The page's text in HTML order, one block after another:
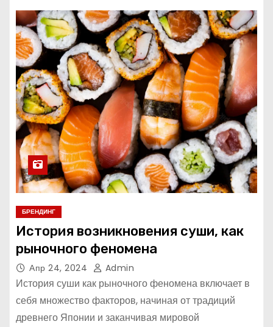
БРЕНДИНГ
История возникновения суши, как
рыночного феномена
Апр 24, 2024 Admin
История суши как рыночного феномена включает в
себя множество факторов, начиная от традиций
древнего Японии и заканчивая мировой